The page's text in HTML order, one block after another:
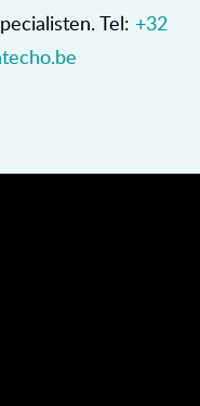
Tel: +32